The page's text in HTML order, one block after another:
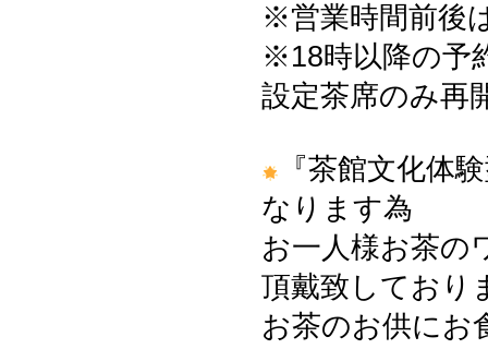
※営業時間前後
※18時以降の予
設定茶席のみ再
『茶館文化体
なります為
お一人様お茶の
頂戴致しており
お茶のお供にお